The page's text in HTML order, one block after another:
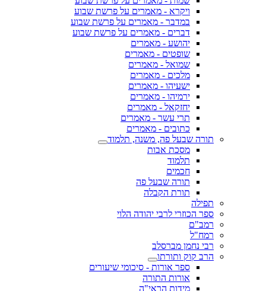
ויקרא - מאמרים על פרשת שבוע
במדבר - מאמרים על פרשת שבוע
דברים - מאמרים על פרשת שבוע
יהושע - מאמרים
שופטים - מאמרים
שמואל - מאמרים
מלכים - מאמרים
ישעיהו - מאמרים
ירמיהו - מאמרים
יחזקאל - מאמרים
תרי עשר - מאמרים
כתובים - מאמרים
תורה שבעל פה, משנה, תלמוד
מסכת אבות
תלמוד
חכמים
תורה שבעל פה
תורת הקבלה
תפילה
ספר הכוזרי לרבי יהודה הלוי
רמב"ם
רמח"ל
רבי נחמן מברסלב
הרב קוק ותורתו
ספר אורות - סיכומי שיעורים
אורות התורה
מידות הראי"ה